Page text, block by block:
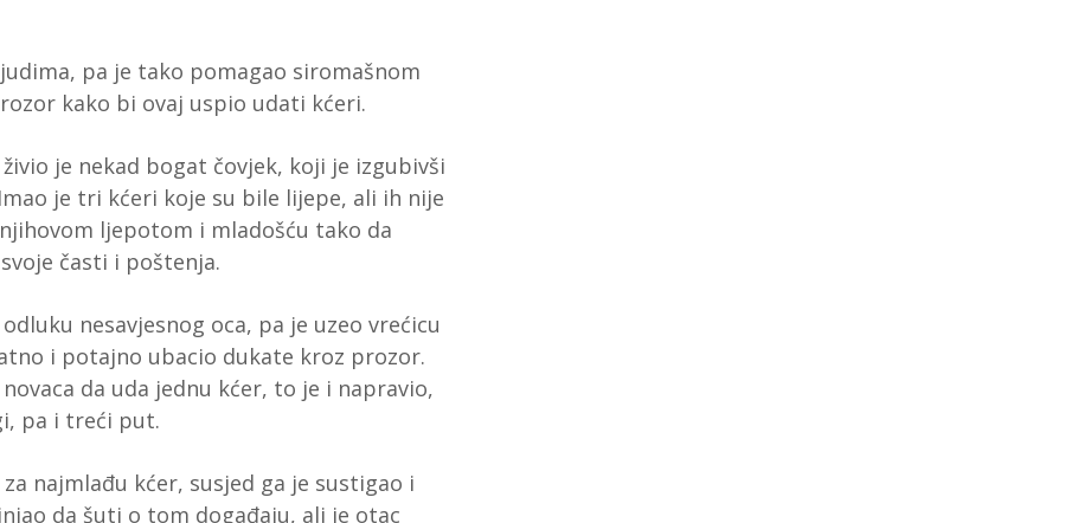
pa je tako pomagao siromašnom
kako bi ovaj uspio udati kćeri.
je nekad bogat čovjek, koji je izgubivši
je tri kćeri koje su bile lijepe, ali ih nije
ljepotom i mladošću tako da
časti i poštenja.
nesavjesnog oca, pa je uzeo vrećicu
i potajno ubacio dukate kroz prozor.
da uda jednu kćer, to je i napravio,
pa i treći put.
najmlađu kćer, susjed ga je sustigao i
da šuti o tom događaju, ali je otac